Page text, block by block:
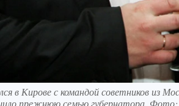
в Кирове с командой советников из
прежнюю семью губернатора.